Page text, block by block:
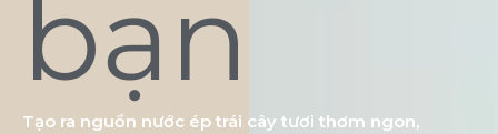
bạn
Tạo ra nguồn nước ép trái cây tươi thơm ngon,